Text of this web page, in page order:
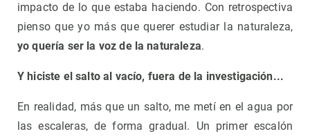
impacto de lo que estaba haciendo. Con retrospectiva
pienso que yo más que querer estudiar la naturaleza,
yo quería ser la voz de la naturaleza.
Y hiciste el salto al vacío, fuera de la investigación...
En realidad, más que un salto, me metí en el agua por
las escaleras, de forma gradual. Un primer escalón